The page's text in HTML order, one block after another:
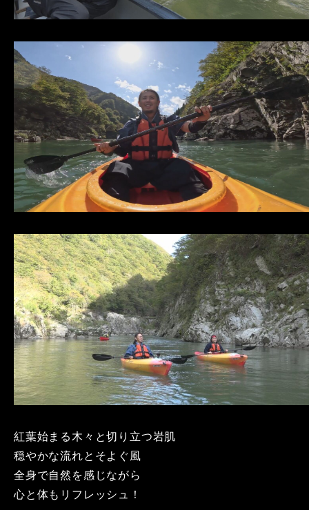
紅葉始まる木々と切り立つ岩肌
穏やかな流れとそよぐ風
全身で自然を感じながら
心と体もリフレッシュ！